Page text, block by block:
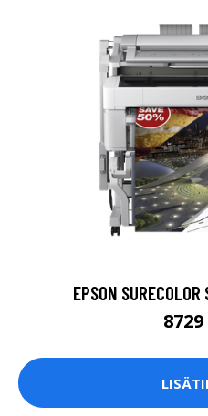
EPSON